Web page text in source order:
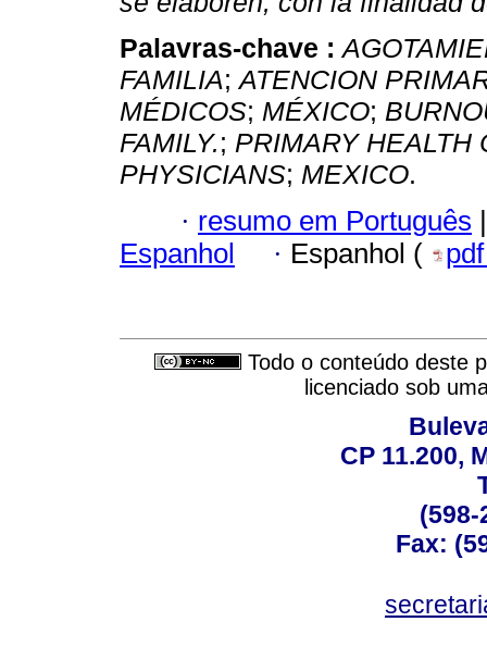
Palavras-chave :
FAMILIA;ATENCION
MÉDICOS; MÉXICO;
FAMILY.; PRIMARY HEALTH
PHYSICIANS; MEXICO.
· resumo em Português |
Espanhol
· Espanhol (
Todo o conteúdo deste
licenciado sob
CP 11.200,
(598-
Fax: